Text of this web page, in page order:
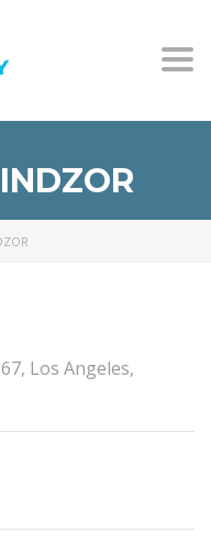
Los Angeles,